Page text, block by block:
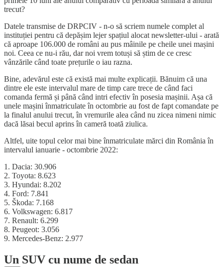
trecut?
Datele transmise de DRPCIV - n-o să scriem numele complet al
instituției pentru că depășim lejer spațiul alocat newsletter-ului - arată
că aproape 106.000 de români au pus mâinile pe cheile unei mașini
noi. Ceea ce nu-i rău, dar noi vrem totuși să știm de ce cresc
vânzările când toate prețurile o iau razna.
Bine, adevărul este că există mai multe explicații. Bănuim că una
dintre ele este intervalul mare de timp care trece de când faci
comanda fermă și până când intri efectiv în posesia mașinii. Așa că
unele mașini înmatriculate în octombrie au fost de fapt comandate pe
la finalul anului trecut, în vremurile alea când nu zicea nimeni nimic
dacă lăsai becul aprins în cameră toată ziulica.
Altfel, uite topul celor mai bine înmatriculate mărci din România în
intervalul ianuarie - octombrie 2022:
1. Dacia: 30.906
2. Toyota: 8.623
3. Hyundai: 8.202
4. Ford: 7.841
5. Škoda: 7.168
6. Volkswagen: 6.817
7. Renault: 6.299
8. Peugeot: 3.056
9. Mercedes-Benz: 2.977
Un SUV cu nume de sedan